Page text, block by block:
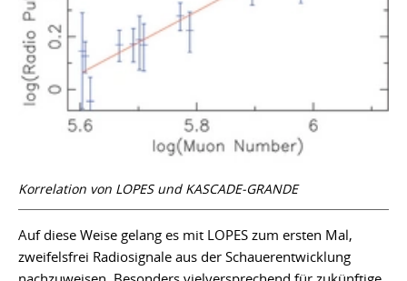
Korrelation von LOPES und KASCADE-GRANDE
Auf diese Weise gelang es mit LOPES zum ersten Mal,
zweifelsfrei Radiosignale aus der Schauerentwicklung